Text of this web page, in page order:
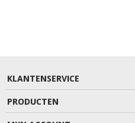
KLANTENSERVICE
PRODUCTEN